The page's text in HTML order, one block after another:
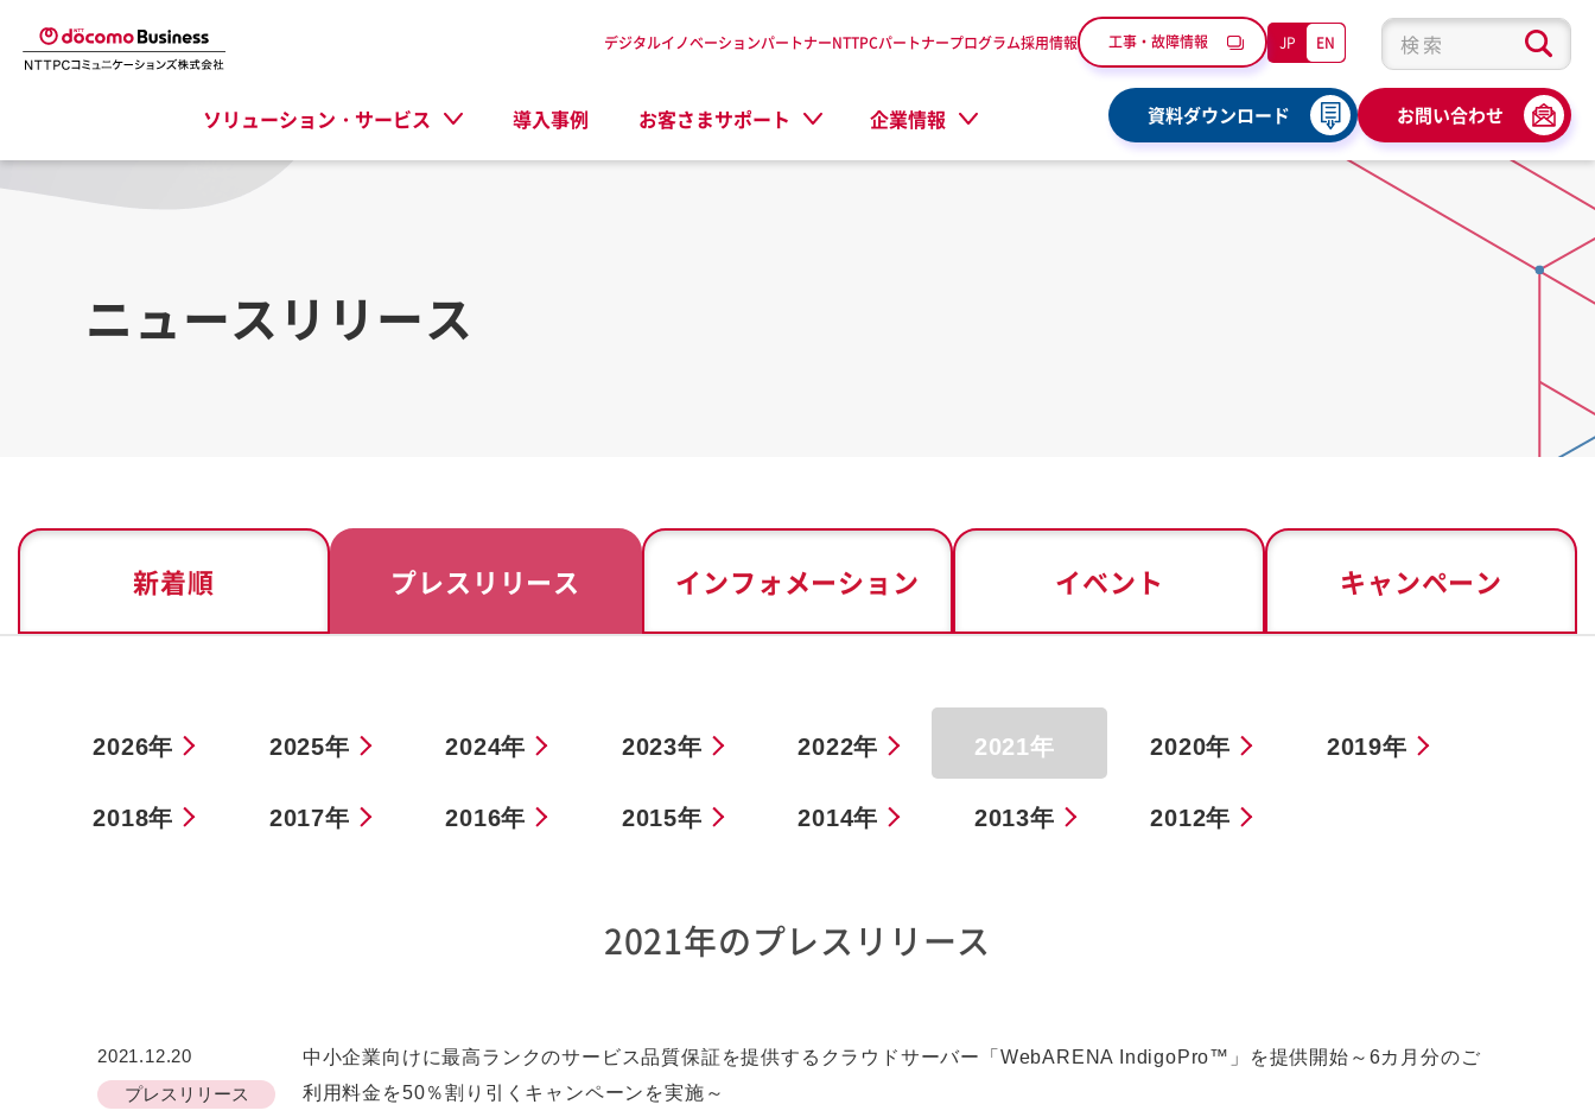
検索キーワード入力
ソリューション・サービス 導入事例 お客さまサポート 企業情報
デジタルイノベーションパートナーNTTPCパートナープログラム採用情報 工事・故障情報 JP EN
資料ダウンロード お問い合わせ
ニュースリリース
新着順 プレスリリース インフォメーション イベント キャンペーン
2026年 2025年 2024年 2023年 2022年 2021年 2020年 2019年
2018年 2017年 2016年 2015年 2014年 2013年 2012年
2021年のプレスリリース
2021.12.20
プレスリリース
中小企業向けに最高ランクのサービス品質保証を提供するクラウドサーバー「WebARENA IndigoPro™」を提供開始～6カ月分のご
利用料金を50％割り引くキャンペーンを実施～